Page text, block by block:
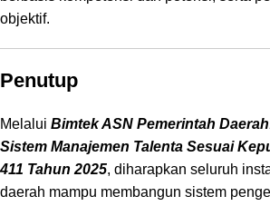
objektif.
Penutup
Melalui Bimtek ASN Pemerintah
Sistem Manajemen Talenta Sesuai
411 Tahun 2025, diharapkan seluruh
daerah mampu membangun sistem